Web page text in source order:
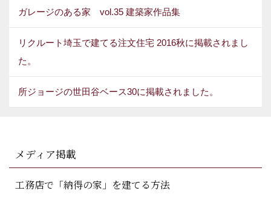
ガレージのある家 vol.35 建築家作品集
リクルート埼玉で建てる注文住宅 2016秋に掲載されまし
た。
所ジョージの世田谷ベース30に掲載されました。
メディア掲載
工務店で「納得の家」を建てる方法